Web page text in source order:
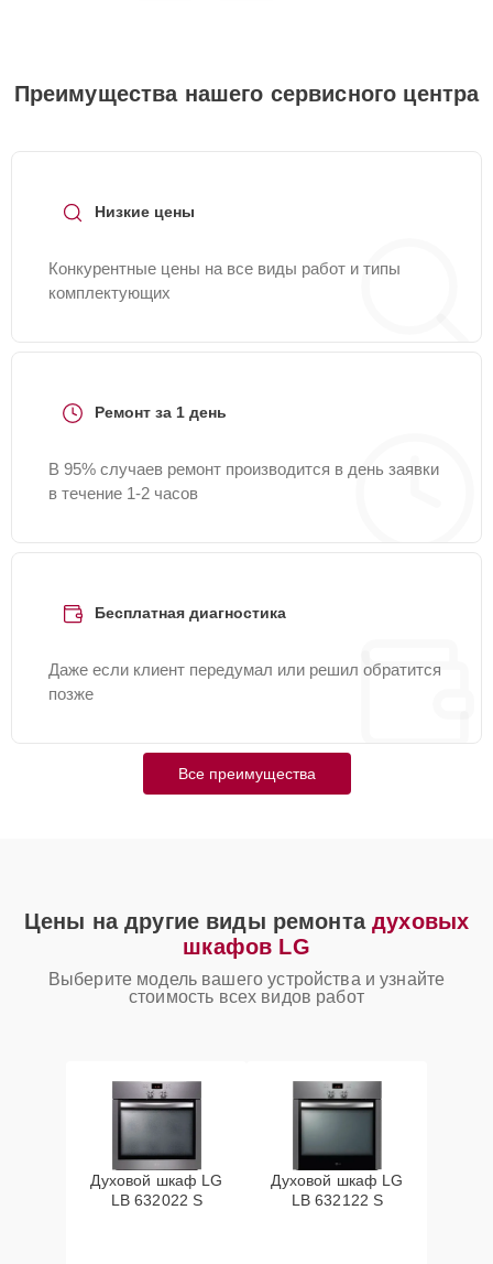
Преимущества нашего сервисного центра
Низкие цены
Конкурентные цены на все виды работ и типы
комплектующих
Ремонт за 1 день
В 95% случаев ремонт производится в день заявки
в течение 1-2 часов
Бесплатная диагностика
Даже если клиент передумал или решил обратится
позже
Все преимущества
Цены на другие виды ремонтадуховых
шкафов LG
Выберите модель вашего устройства и узнайте
стоимость всех видов работ
Духовой шкаф LG
LB 632022 S
Духовой шкаф LG
LB 632122 S